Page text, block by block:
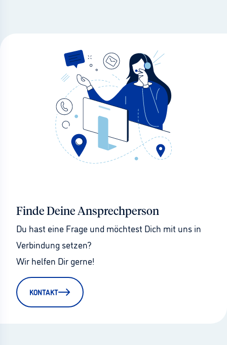
Finde Deine Ansprechperson
Du hast eine Frage und möchtest Dich mit uns in
Verbindung setzen?
Wir helfen Dir gerne!
KONTAKT